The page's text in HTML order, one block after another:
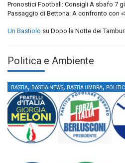
Pronostici Football: Consigli A sbafo 7
Passaggio di Bettona: A confronto con
Un Bastiolo su Dopo la Notte dei
Politica e Ambiente
BASTIA, BASTIA NEWS, BASTIA UMBRA,